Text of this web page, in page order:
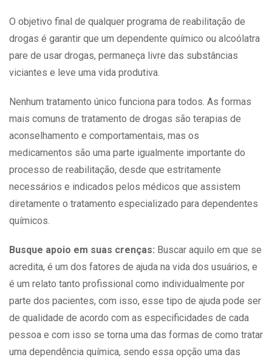
O objetivo final de qualquer programa de reabilitação de
drogas é garantir que um dependente químico ou alcoólatra
pare de usar drogas, permaneça livre das substâncias
viciantes e leve uma vida produtiva.
Nenhum tratamento único funciona para todos. As formas
mais comuns de tratamento de drogas são terapias de
aconselhamento e comportamentais, mas os
medicamentos são uma parte igualmente importante do
processo de reabilitação, desde que estritamente
necessários e indicados pelos médicos que assistem
diretamente o tratamento especializado para dependentes
químicos.
Busque apoio em suas crenças: Buscar aquilo em que se
acredita, é um dos fatores de ajuda na vida dos usuários, e
é um relato tanto profissional como individualmente por
parte dos pacientes, com isso, esse tipo de ajuda pode ser
de qualidade de acordo com as especificidades de cada
pessoa e com isso se torna uma das formas de como tratar
uma dependência química, sendo essa opção uma das